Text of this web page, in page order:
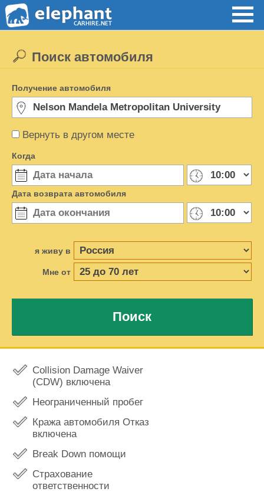
Вернуть в другом месте
Поиск автомобиля
Получение автомобиля
Когда
Дата возврата автомобиля
я живу в
Мне от
Поиск
Collision Damage Waiver
(CDW) включена
Неограниченный пробег
Кража автомобиля Отказ
включена
Break Down помощи
Страхование
ответственности